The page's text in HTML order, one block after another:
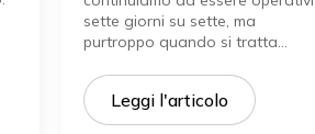
sette giorni su sette, ma
purtroppo quando si tratta…
Leggi l'articolo